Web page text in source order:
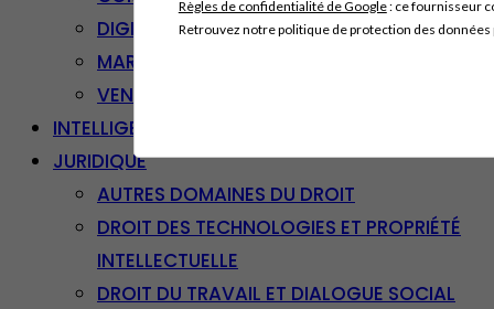
Règles de confidentialité de Google: ce fournisseur
Retrouvez notre politique de protection des
DIGITAL
MARKETING
VENTE – RELATION CLIENT
INTELLIGENCE ARTIFICIELLE
JURIDIQUE
AUTRES DOMAINES DU DROIT
DROIT DES TECHNOLOGIES ET PROPRIÉTÉ
INTELLECTUELLE
DROIT DU TRAVAIL ET DIALOGUE SOCIAL